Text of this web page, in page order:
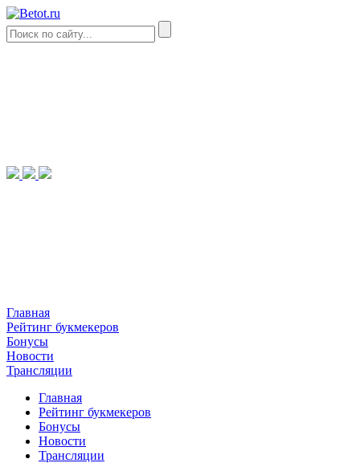
Главная
Рейтинг букмекеров
Бонусы
Новости
Трансляции
Главная
Рейтинг букмекеров
Бонусы
Новости
Трансляции